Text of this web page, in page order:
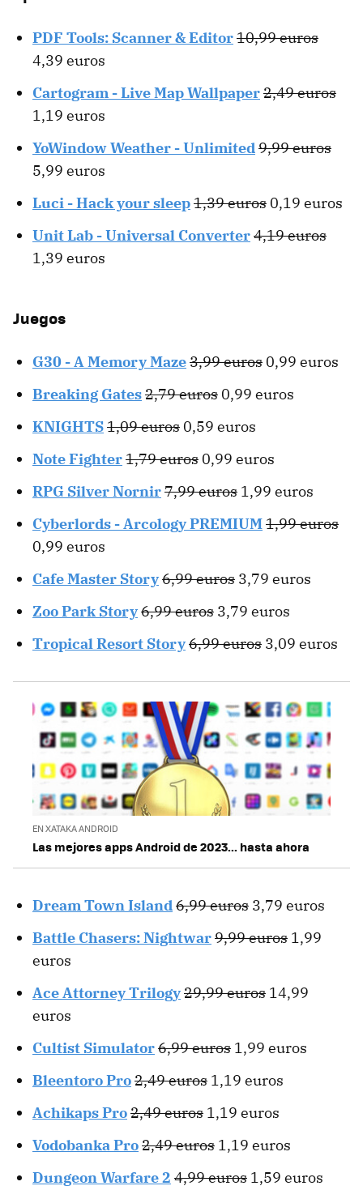
PDF Tools: Scanner & Editor10,99 euros
4,39 euros
Cartogram - Live Map Wallpaper2,49 euros
1,19 euros
YoWindow Weather - Unlimited9,99 euros
5,99 euros
Luci - Hack your sleep1,39 euros 0,19 euros
Unit Lab - Universal Converter4,19 euros
1,39 euros
Juegos
G30 - A Memory Maze3,99 euros 0,99 euros
Breaking Gates2,79 euros 0,99 euros
KNIGHTS1,09 euros 0,59 euros
Note Fighter1,79 euros 0,99 euros
RPG Silver Nornir7,99 euros 1,99 euros
Cyberlords - Arcology PREMIUM1,99 euros
0,99 euros
Cafe Master Story6,99 euros 3,79 euros
Zoo Park Story6,99 euros 3,79 euros
Tropical Resort Story6,99 euros 3,09 euros
EN XATAKA ANDROID
Las mejores apps Android de 2023... hasta ahora
Dream Town Island6,99 euros 3,79 euros
Battle Chasers: Nightwar9,99 euros 1,99
euros
Ace Attorney Trilogy29,99 euros 14,99
euros
Cultist Simulator6,99 euros 1,99 euros
Bleentoro Pro2,49 euros 1,19 euros
Achikaps Pro2,49 euros 1,19 euros
Vodobanka Pro2,49 euros 1,19 euros
Dungeon Warfare 2 4,99 euros 1,59 euros